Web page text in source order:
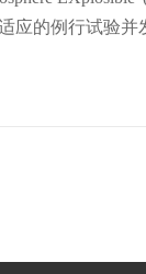
发放相关合格证书的工作。